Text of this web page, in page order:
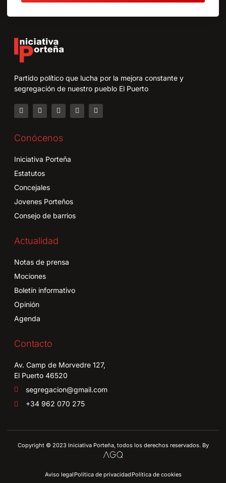
Partido político que lucha por la mejora constante y
segregación de nuestro pueblo El Puerto
Conócenos
Iniciativa Porteña
Estatutos
Concejales
Jovenes Porteños
Consejo de barrios
Actualidad
Notas de prensa
Mociones
Boletín informativo
Opinión
Agenda
Contacto
Av. Camp de Morvedre 127,
El Puerto 46520
segregacion@gmail.com
+34 962 070 275
Copyright © 2023 Iniciativa Porteña, todos los derechos reservados. By
Aviso legalPolítica de privacidadPolítica de cookies